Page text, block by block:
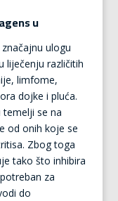
u
ulogu
liječenju različitih
limfome,
dojke i pluća.
se na
od onih koje se
Zbog toga
tako što inhibira
za
do